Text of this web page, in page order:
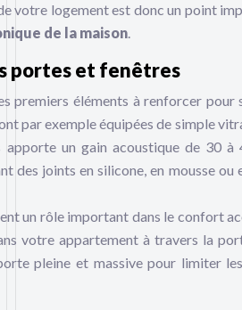
votre logement est donc un point
de la maison.
portes et fenêtres
premiers éléments à renforcer pour
par exemple équipées de simple
apporte un gain acoustique de 30
des joints en silicone, en mousse
un rôle important dans le confort
votre appartement à travers la
pleine et massive pour limiter